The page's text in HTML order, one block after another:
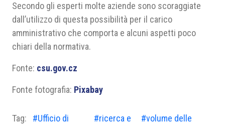
Secondo gli esperti molte aziende sono scoraggiate
dall’utilizzo di questa possibilità per il carico
amministrativo che comporta e alcuni aspetti poco
chiari della normativa.
Fonte: csu.gov.cz
Fonte fotografia: Pixabay
Tag:
#Ufficio di
#ricerca e
#volume delle